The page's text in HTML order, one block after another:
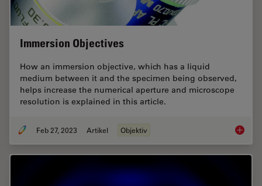
Immersion Objectives
How an immersion objective, which has a liquid
medium between it and the specimen being observed,
helps increase the numerical aperture and microscope
resolution is explained in this article.
Feb 27, 2023 Artikel Objektiv